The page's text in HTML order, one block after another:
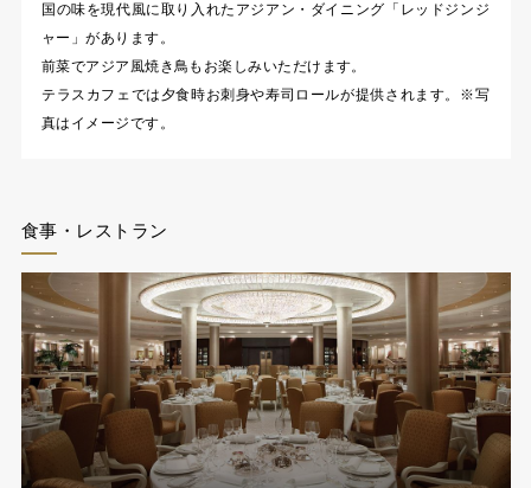
国の味を現代風に取り入れたアジアン・ダイニング「レッドジンジ
ャー」があります。
前菜でアジア風焼き鳥もお楽しみいただけます。
テラスカフェでは夕食時お刺身や寿司ロールが提供されます。※写
真はイメージです。
食事・レストラン